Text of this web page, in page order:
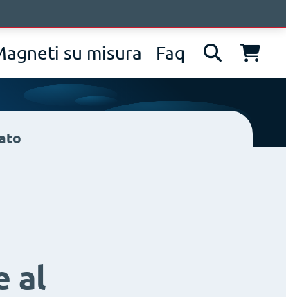
su misura Faq
al